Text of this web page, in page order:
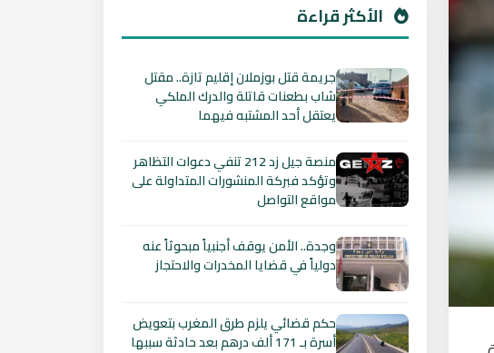
الأكثر قراءة
جريمة قتل بوزملان إقليم تازة.. مقتل
شاب بطعنات قاتلة والدرك الملكي
يعتقل أحد المشتبه فيهما
منصة جيل زد 212 تنفي دعوات التظاهر
وتؤكد فبركة المنشورات المتداولة على
مواقع التواصل
وجدة.. الأمن يوقف أجنبياً مبحوثاً عنه
دولياً في قضايا المخدرات والاحتجاز
حكم قضائي يلزم طرق المغرب بتعويض
أسرة بـ 171 ألف درهم بعد حادثة سببها